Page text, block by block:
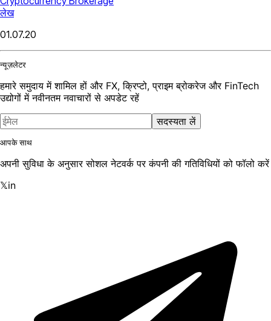
लेख
01.07.20
न्यूज़लेटर
हमारे समुदाय में शामिल हों और FX, क्रिप्टो, प्राइम ब्रोकरेज और FinTech
उद्योगों में नवीनतम नवाचारों से अपडेट रहें
सदस्यता लें
आपके साथ
अपनी सुविधा के अनुसार सोशल नेटवर्क पर कंपनी की गतिविधियों को फॉलो करें
𝕏in